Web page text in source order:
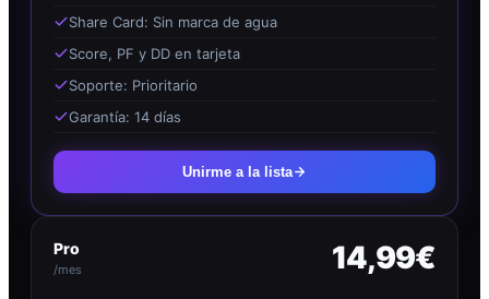
Share Card: Sin marca de agua
Score, PF y DD en tarjeta
Soporte: Prioritario
Garantía: 14 días
Unirme a la lista
Pro
/mes 14,99€